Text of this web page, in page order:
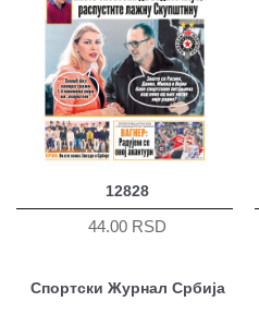
12828
44.00 RSD
Спортски Журнал Србија